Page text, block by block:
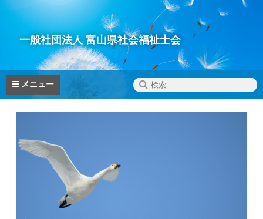
コ
へ
ス
メニュー
検
索:
一般社団法人 富山県社会福祉士会